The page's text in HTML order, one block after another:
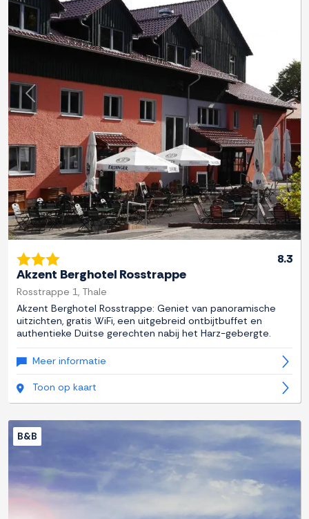
Previous Next
8.3
Akzent Berghotel Rosstrappe
Rosstrappe 1, Thale
Akzent Berghotel Rosstrappe: Geniet van panoramische
uitzichten, gratis WiFi, een uitgebreid ontbijtbuffet en
authentieke Duitse gerechten nabij het Harz-gebergte.
Meer informatie
Toon op kaart
B&B